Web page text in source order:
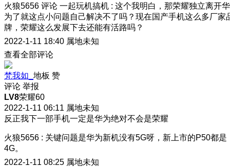
火狼5656 评论 一起玩机搞机 : 这个我明白，那荣耀独立离开华
为了就这点小问题自己解决不了吗？现在国产手机这么多厂家
牌，荣耀这么发展下去还能有活路吗？
2022-1-11 18:40 属地未知
查看全部评论
梵我如_ 地板 赞
评论 举报
LV8荣耀60
2022-1-11 06:11 属地未知
反正我下一部手机一定是华为绝对不会是荣耀
火狼5656 : 关键问题是华为新机没有5G呀，新上市的P50都是
4G。
2022-1-11 08:25 属地未知